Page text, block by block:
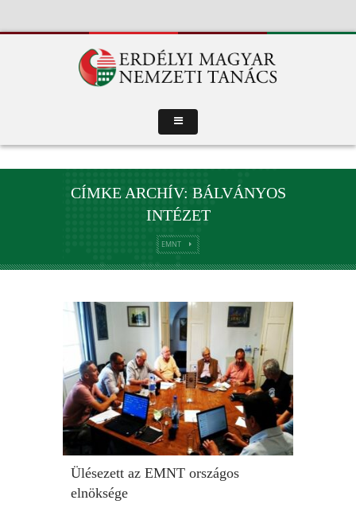
CÍMKE ARCHÍV: BÁLVÁNYOS
INTÉZET
EMNT
Ülésezett az EMNT országos
elnöksége